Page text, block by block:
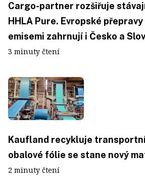
Cargo-partner rozšiřuje
HHLA Pure. Evropské
emisemi zahrnují i Česko a
3 minuty čtení
Kaufland recykluje
obalové fólie se stane nový
2 minuty čtení